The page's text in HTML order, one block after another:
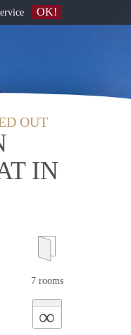
OUT
IN
7 rooms
∞
OK!